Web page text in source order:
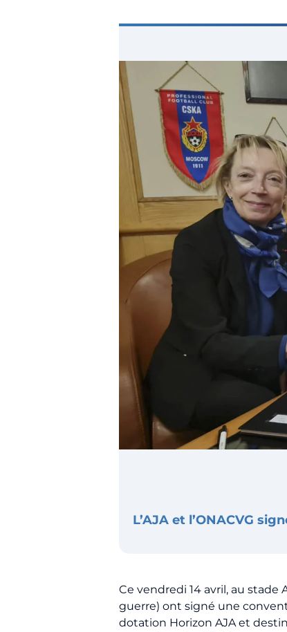
Horizon AJA
Boutique officielle
L’AJA et l’ONACVG
Ce vendredi 14 avril, au stade
guerre) ont signé une
dotation Horizon AJA et